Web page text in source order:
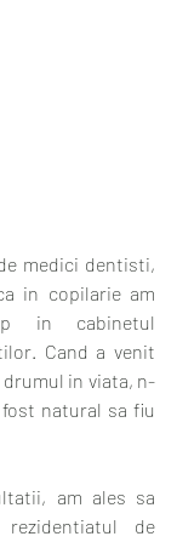
medici dentisti,
in copilarie am
in cabinetul
Cand a venit
in viata, n-
natural sa fiu
am ales sa
de